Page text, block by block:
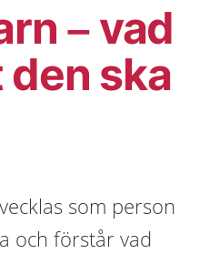
– vad
ska
som person
och förstår vad